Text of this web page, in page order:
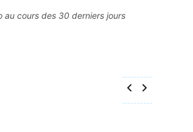
au cours des 30 derniers jours